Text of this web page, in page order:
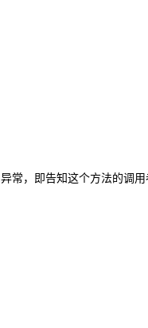
，即告知这个方法的调